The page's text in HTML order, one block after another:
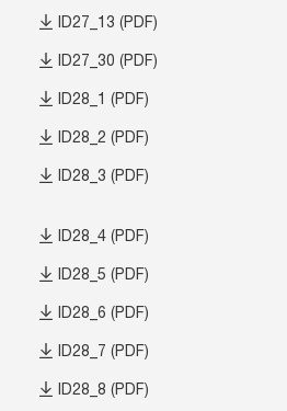
ID27_13 (PDF)
ID27_30 (PDF)
ID28_1 (PDF)
ID28_2 (PDF)
ID28_3 (PDF)
ID28_4 (PDF)
ID28_5 (PDF)
ID28_6 (PDF)
ID28_7 (PDF)
ID28_8 (PDF)